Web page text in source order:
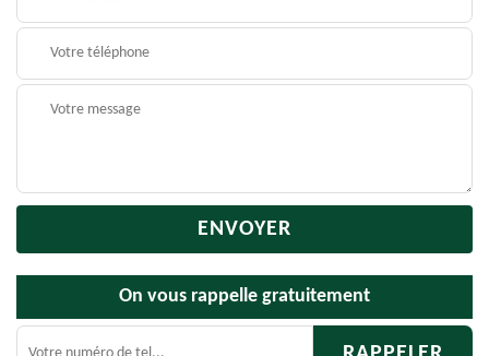
On vous rappelle gratuitement